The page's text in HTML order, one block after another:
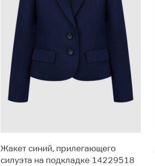
Жакет синий, прилегающего
силуэта на подкладке 14229518